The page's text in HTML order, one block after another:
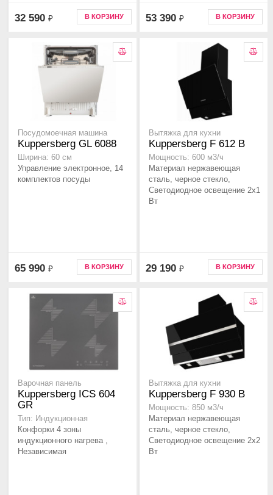
32 590 ₽ В КОРЗИНУ 53 390 ₽ В КОРЗИНУ
Посудомоечная машина
Kuppersberg GL 6088
Ширина: 60 см
Управление электронное, 14
комплектов посуды
65 990 ₽ В КОРЗИНУ
Вытяжка для кухни
Kuppersberg F 612 B
Мощность: 600 м3/ч
Материал нержавеющая
сталь, черное стекло,
Светодиодное освещение 2x1
Вт
29 190 ₽ В КОРЗИНУ
Варочная панель
Kuppersberg ICS 604
GR
Тип: Индукционная
Конфорки 4 зоны
индукционного нагрева ,
Независимая
Вытяжка для кухни
Kuppersberg F 930 B
Мощность: 850 м3/ч
Материал нержавеющая
сталь, черное стекло,
Светодиодное освещение 2х2
Вт